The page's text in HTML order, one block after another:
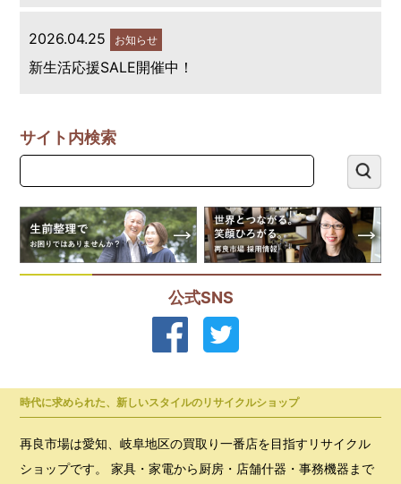
2026.04.25 お知らせ
新生活応援SALE開催中！
サイト内検索
公式SNS
時代に求められた、新しいスタイルのリサイクルショップ
再良市場は愛知、岐阜地区の買取り一番店を目指すリサイクル
ショップです。 家具・家電から厨房・店舗什器・事務機器まで